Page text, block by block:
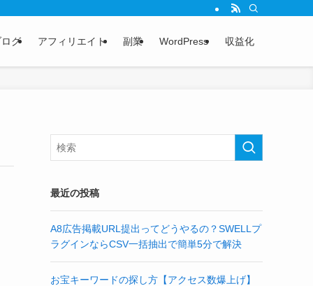
グ アフィリエイト 副業 WordPress 収益化
最近の投稿
A8広告掲載URL提出ってどうやるの？SWELLプ
ラグインならCSV一括抽出で簡単5分で解決
お宝キーワードの探し方【アクセス数爆上げ】